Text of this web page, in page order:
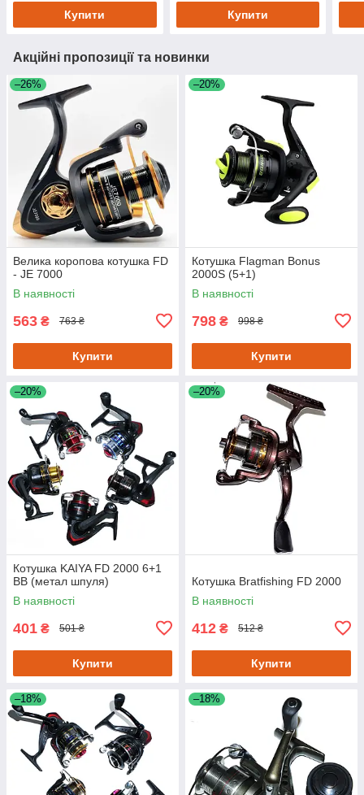
Купити Купити
Акційні пропозиції та новинки
–26%
Велика коропова котушка FD
- JE 7000
В наявності
563 ₴ 763 ₴
Купити
–20%
Котушка Flagman Bonus
2000S (5+1)
В наявності
798 ₴ 998 ₴
Купити
–20%
Котушка KAIYA FD 2000 6+1
BB (метал шпуля)
В наявності
401 ₴ 501 ₴
Купити
–20%
Котушка Bratfishing FD 2000
В наявності
412 ₴ 512 ₴
Купити
–18% –18%